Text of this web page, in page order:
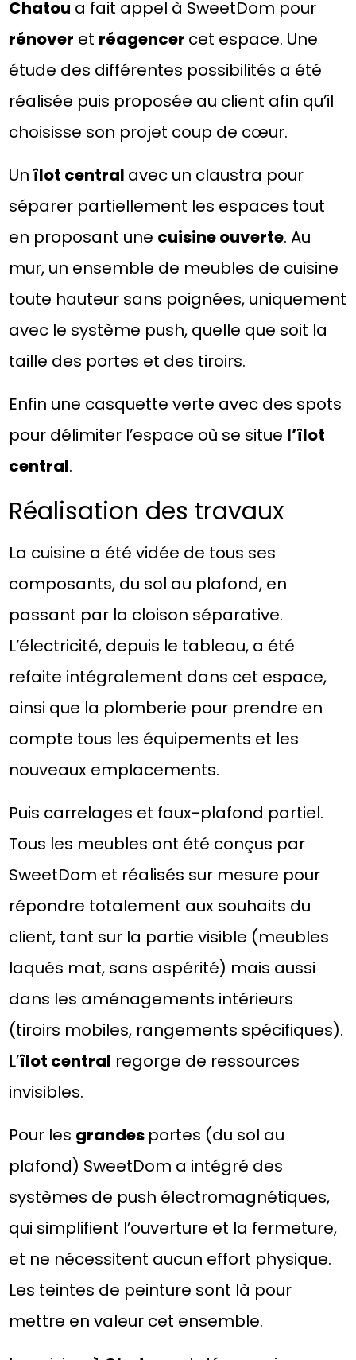
Chatou a fait appel à SweetDom pour
rénover et réagencer cet espace. Une
étude des différentes possibilités a été
réalisée puis proposée au client afin qu’il
choisisse son projet coup de cœur.
Un îlot central avec un claustra pour
séparer partiellement les espaces tout
en proposant une cuisine ouverte. Au
mur, un ensemble de meubles de cuisine
toute hauteur sans poignées, uniquement
avec le système push, quelle que soit la
taille des portes et des tiroirs.
Enfin une casquette verte avec des spots
pour délimiter l’espace où se situe l’îlot
central.
Réalisation des travaux
La cuisine a été vidée de tous ses
composants, du sol au plafond, en
passant par la cloison séparative.
L’électricité, depuis le tableau, a été
refaite intégralement dans cet espace,
ainsi que la plomberie pour prendre en
compte tous les équipements et les
nouveaux emplacements.
Puis carrelages et faux-plafond partiel.
Tous les meubles ont été conçus par
SweetDom et réalisés sur mesure pour
répondre totalement aux souhaits du
client, tant sur la partie visible (meubles
laqués mat, sans aspérité) mais aussi
dans les aménagements intérieurs
(tiroirs mobiles, rangements spécifiques).
L’îlot central regorge de ressources
invisibles.
Pour les grandes portes (du sol au
plafond) SweetDom a intégré des
systèmes de push électromagnétiques,
qui simplifient l’ouverture et la fermeture,
et ne nécessitent aucun effort physique.
Les teintes de peinture sont là pour
mettre en valeur cet ensemble.